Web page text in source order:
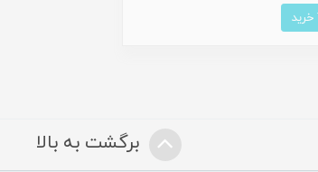
برگشت به بالا